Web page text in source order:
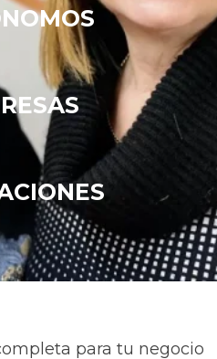
para tu negocio